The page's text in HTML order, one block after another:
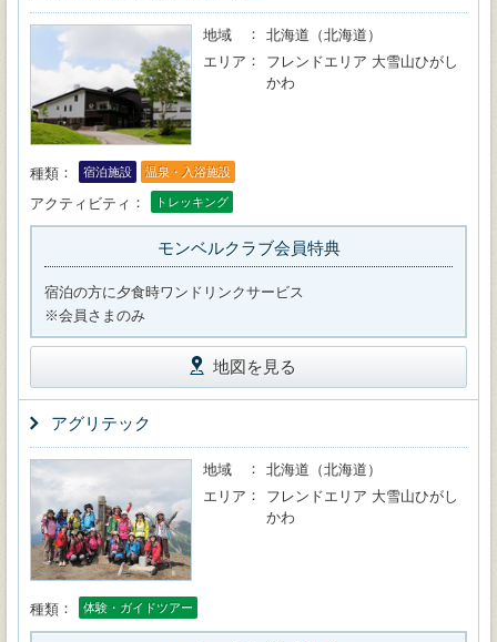
地域
北海道（北海道）
エリア
フレンドエリア 大雪山ひがし
かわ
種類 宿泊施設 温泉・入浴施設
アクティビティ トレッキング
モンベルクラブ会員特典
宿泊の方に夕食時ワンドリンクサービス
※会員さまのみ
地図を見る
アグリテック
地域
北海道（北海道）
エリア
フレンドエリア 大雪山ひがし
かわ
種類 体験・ガイドツアー